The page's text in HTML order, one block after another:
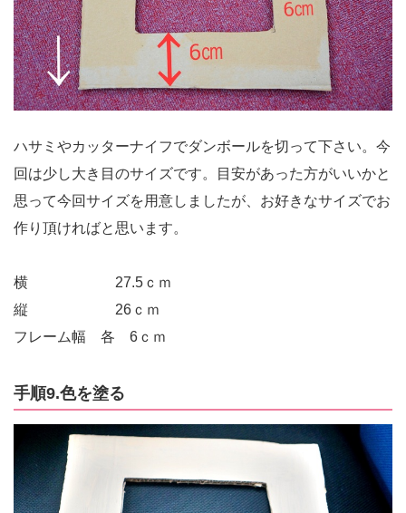
ハサミやカッターナイフでダンボールを切って下さい。今
回は少し大き目のサイズです。目安があった方がいいかと
思って今回サイズを用意しましたが、お好きなサイズでお
作り頂ければと思います。
横 27.5ｃｍ
縦 26ｃｍ
フレーム幅 各 6ｃｍ
手順9.色を塗る